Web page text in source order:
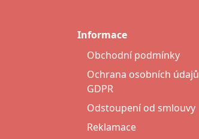
Informace
Obchodní podmínky
Ochrana osobních údajů
GDPR
Odstoupení od smlouvy
Reklamace